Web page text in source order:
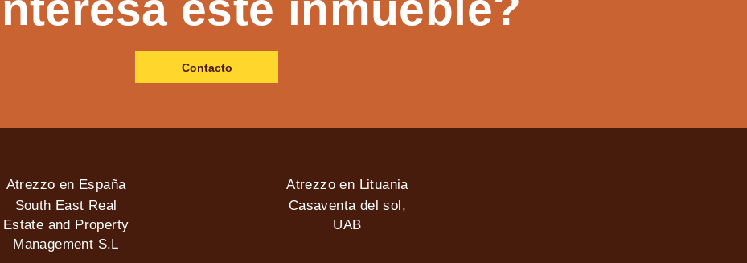
Contacto
Atrezzo en España
South East Real
Estate and Property
Management S.L
Atrezzo en Lituania
Casaventa del sol,
UAB